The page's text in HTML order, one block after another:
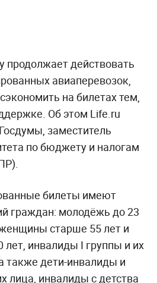
продолжает действовать
авиаперевозок,
на билетах тем,
Об этом Life.ru
заместитель
по бюджету и налогам
билеты имеют
граждан: молодёжь до 23
старше 55 лет и
инвалиды I группы и их
дети-инвалиды и
лица, инвалиды с детства